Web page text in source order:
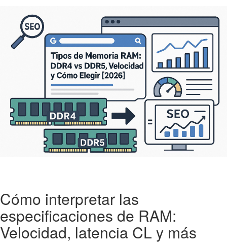
Cómo interpretar las
especificaciones de RAM:
Velocidad, latencia CL y más